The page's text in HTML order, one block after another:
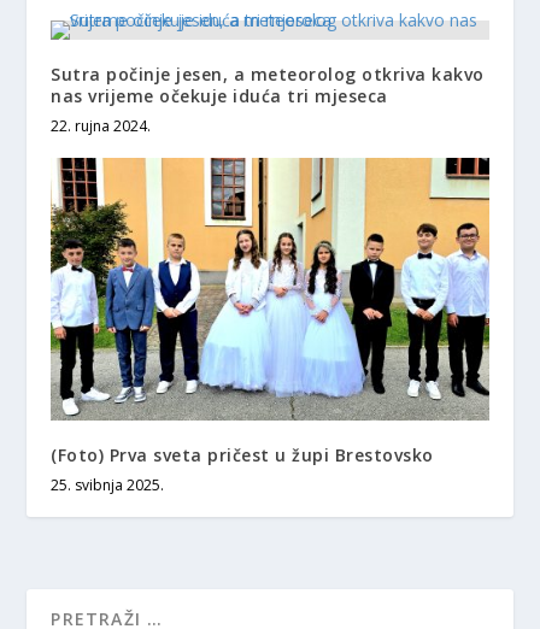
Sutra počinje jesen, a meteorolog otkriva kakvo
nas vrijeme očekuje iduća tri mjeseca
22. rujna 2024.
(Foto) Prva sveta pričest u župi Brestovsko
25. svibnja 2025.